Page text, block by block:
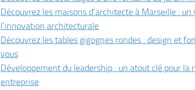
Découvrez les maisons d'architecte à Marseille :
l'innovation architecturale
Découvrez les tables gigognes rondes : design et
vous
Développement du leadership : un atout clé pour la
entreprise